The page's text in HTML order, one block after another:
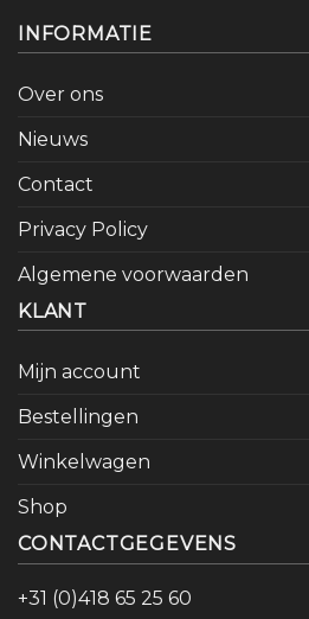
INFORMATIE
Over ons
Nieuws
Contact
Privacy Policy
Algemene voorwaarden
KLANT
Mijn account
Bestellingen
Winkelwagen
Shop
CONTACTGEGEVENS
+31 (0)418 65 25 60